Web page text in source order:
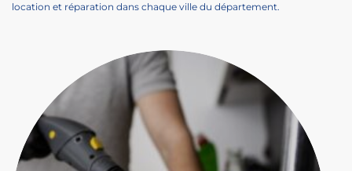
location et réparation dans chaque ville du département.